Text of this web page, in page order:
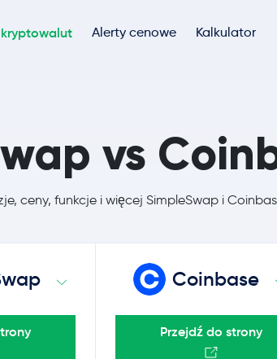
kryptowalut Alerty cenowe Kalkulator
vs
ceny, funkcje i więcej SimpleSwap i
Coinbase
Przejdź do strony